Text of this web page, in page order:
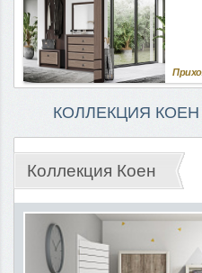
КОЛЛЕКЦИЯ КОЕН
Коллекция Коен